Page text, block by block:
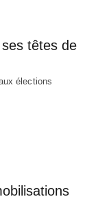
têtes de
élections